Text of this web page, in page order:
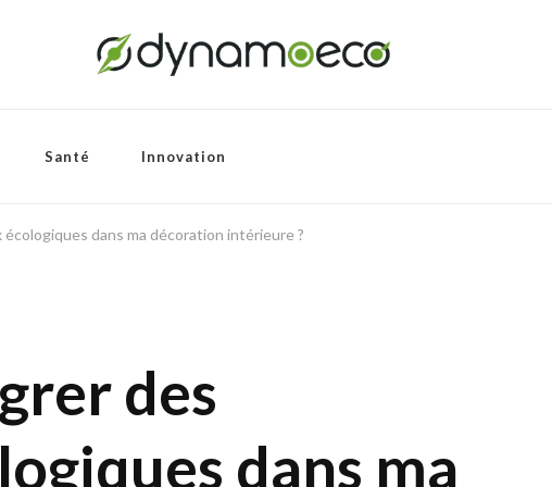
Santé Innovation
dans ma décoration intérieure ?
des
dans ma